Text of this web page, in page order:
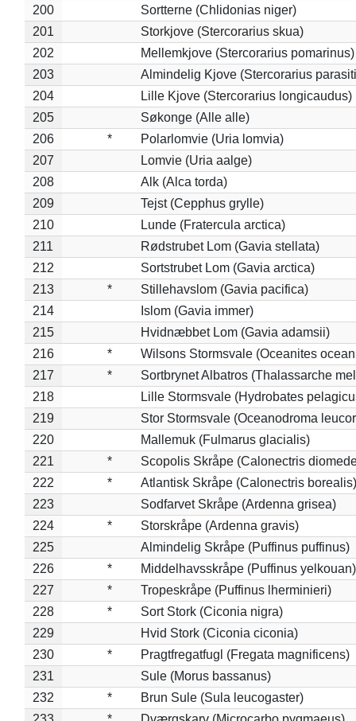
200
Sortterne (Chlidonias niger)
201
Storkjove (Stercorarius skua)
202
Mellemkjove (Stercorarius pomarinus)
203
Almindelig Kjove (Stercorarius
204
Lille Kjove (Stercorarius longicaudus)
205
Søkonge (Alle alle)
206
*
Polarlomvie (Uria lomvia)
207
Lomvie (Uria aalge)
208
Alk (Alca torda)
209
Tejst (Cepphus grylle)
210
Lunde (Fratercula arctica)
211
Rødstrubet Lom (Gavia stellata)
212
Sortstrubet Lom (Gavia arctica)
213
*
Stillehavslom (Gavia pacifica)
214
Islom (Gavia immer)
215
Hvidnæbbet Lom (Gavia adamsii)
216
*
Wilsons Stormsvale (Oceanites
217
*
Sortbrynet Albatros (Thalassarche
218
Lille Stormsvale (Hydrobates
219
Stor Stormsvale (Oceanodroma
220
Mallemuk (Fulmarus glacialis)
221
*
Scopolis Skråpe (Calonectris
222
*
Atlantisk Skråpe (Calonectris borealis)
223
Sodfarvet Skråpe (Ardenna grisea)
224
*
Storskråpe (Ardenna gravis)
225
Almindelig Skråpe (Puffinus puffinus)
226
*
Middelhavsskråpe (Puffinus yelkouan)
227
*
Tropeskråpe (Puffinus lherminieri)
228
*
Sort Stork (Ciconia nigra)
229
Hvid Stork (Ciconia ciconia)
230
*
Pragtfregatfugl (Fregata magnificens)
231
Sule (Morus bassanus)
232
*
Brun Sule (Sula leucogaster)